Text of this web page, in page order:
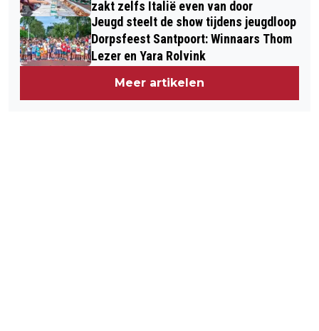
zakt zelfs Italië even van door
Jeugd steelt de show tijdens jeugdloop
Dorpsfeest Santpoort: Winnaars Thom
Lezer en Yara Rolvink
Meer artikelen